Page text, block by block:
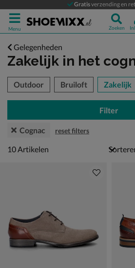
Gratisverzending en
Menu Zoeken
Gelegenheden
Zakelijk in het
over
Outdoor Bruiloft Zakelijk
Filter
Cognac reset filters
10 artikelen
10Artikelen